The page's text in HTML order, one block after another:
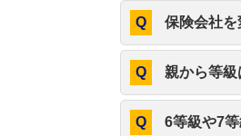
保険会社を
親から等級
6等級や7